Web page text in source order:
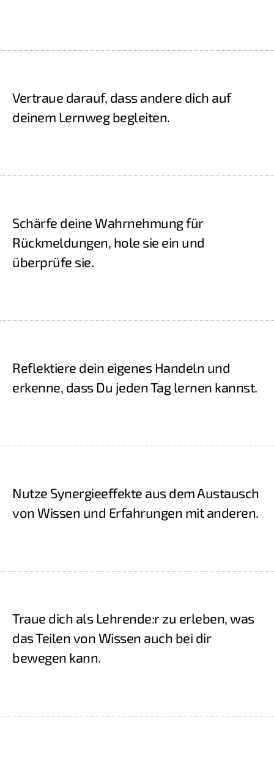
Vertraue darauf, dass andere dich auf
deinem Lernweg begleiten.
Schärfe deine Wahrnehmung für
Rückmeldungen, hole sie ein und
überprüfe sie.
Reflektiere dein eigenes Handeln und
erkenne, dass Du jeden Tag lernen kannst.
Nutze Synergieeffekte aus dem Austausch
von Wissen und Erfahrungen mit anderen.
Traue dich als Lehrende:r zu erleben, was
das Teilen von Wissen auch bei dir
bewegen kann.